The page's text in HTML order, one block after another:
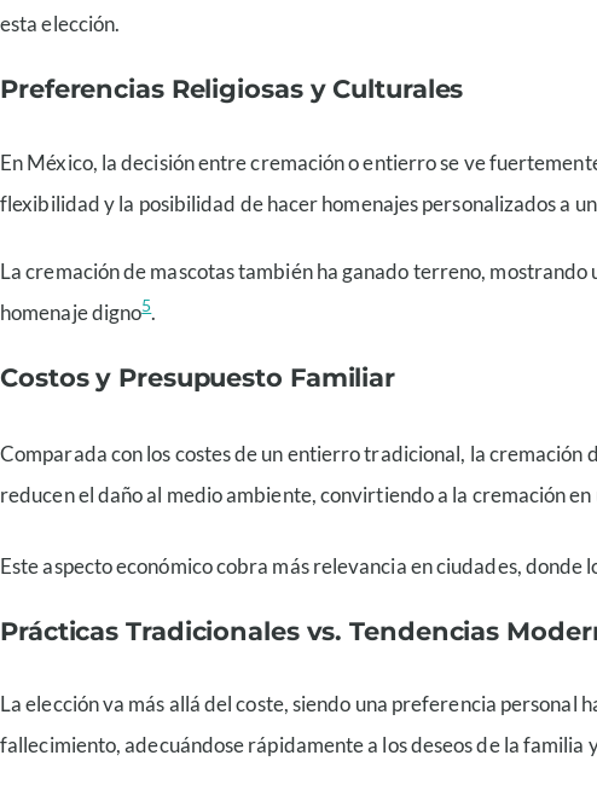
esta elección.
Preferencias Religiosas y Culturales
En México, la decisión entre cremación o entierro se ve
flexibilidad y la posibilidad de hacer homenajes personalizados a
La cremación de mascotas también ha ganado terreno,
homenaje digno5.
Costos y Presupuesto Familiar
Comparada con los costes de un entierro tradicional, la cremación
reducen el daño al medio ambiente, convirtiendo a la cremación
Este aspecto económico cobra más relevancia en ciudades, donde
Prácticas Tradicionales vs. Tendencias
La elección va más allá del coste, siendo una preferencia
fallecimiento, adecuándose rápidamente a los deseos de la familia